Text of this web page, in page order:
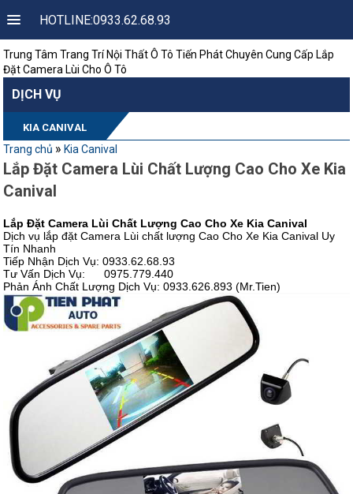
HOTLINE:0933.62.68.93
Trung Tâm Trang Trí Nội Thất Ô Tô Tiến Phát Chuyên Cung Cấp Lắp
Đặt Camera Lùi Cho Ô Tô
DỊCH VỤ
KIA CANIVAL
Trang chủ » Kia Canival
Lắp Đặt Camera Lùi Chất Lượng Cao Cho Xe Kia
Canival
Lắp Đặt Camera Lùi Chất Lượng Cao Cho Xe Kia Canival
Dịch vụ lắp đặt Camera Lùi chất lượng Cao Cho Xe Kia Canival Uy
Tín Nhanh
Tiếp Nhận Dịch Vụ: 0933.62.68.93
Tư Vấn Dịch Vụ: 0975.779.440
Phản Ánh Chất Lượng Dịch Vụ: 0933.626.893 (Mr.Tien)